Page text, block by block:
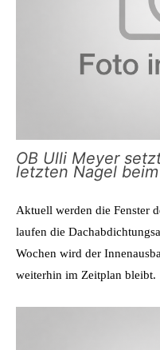
OB Ulli Meyer
letzten Nagel
Aktuell werden die Fenster
laufen die
Wochen wird der
weiterhin im Zeitplan bleibt.